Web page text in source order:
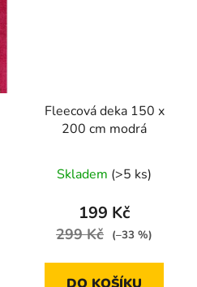
Fleecová deka 150 x
200 cm modrá
Skladem (>5 ks)
199 Kč
299 Kč (–33 %)